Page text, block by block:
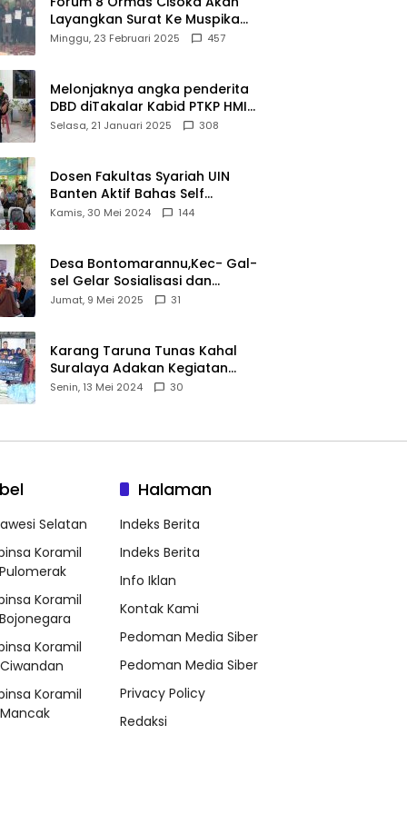
Bahwa
Sejarah
Adalah
yang Tak
Ternilai”.
Layangkan Surat Ke Muspika
Atas Adanya Kantor Matel di
Minggu, 23 Februari 2025 457
Melonjaknya angka penderita
DBD diTakalar Kabid PTKP HMI
Cab.Takalar angkat bicara
Selasa, 21 Januari 2025 308
Dosen Fakultas Syariah UIN
Banten Aktif Bahas Self
Declare Halal dalam Forum
Kamis, 30 Mei 2024 144
Desa Bontomarannu,Kec- Gal-
sel Gelar Sosialisasi dan
Bimtek Pemutakhiran Data ID
Jumat, 9 Mei 2025 31
Karang Taruna Tunas Kahal
Suralaya Adakan Kegiatan
Bansos Terhadap Kaum
Senin, 13 Mei 2024 30
Selatan
Koramil
Koramil
Koramil
Koramil
Halaman
Indeks Berita
Indeks Berita
Info Iklan
Kontak Kami
Pedoman Media Siber
Pedoman Media Siber
Privacy Policy
Redaksi